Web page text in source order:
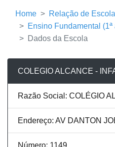
Home
Relação de
Ensino Fundamental (1ª
Dados da Escola
COLEGIO ALCANCE -
Razão Social: COLÉGIO
Endereço: AV DANTON